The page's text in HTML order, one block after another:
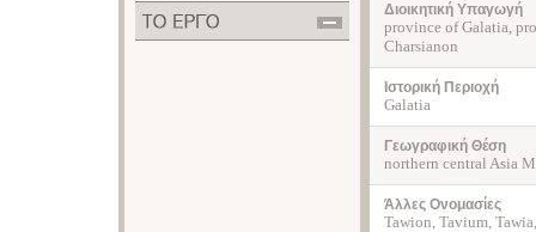
Διοικητική Υπαγωγή
province of Galatia,
Charsianon
Ιστορική Περιοχή
Galatia
Γεωγραφική Θέση
northern central Asia
Άλλες Ονομασίες
Tawion, Tavium,